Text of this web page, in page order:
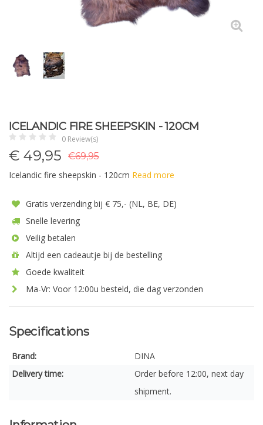
ICELANDIC FIRE SHEEPSKIN - 120CM
0 Review(s)
€ 49,95
€69,95
Icelandic fire sheepskin - 120cm Read more
Gratis verzending bij € 75,- (NL, BE, DE)
Snelle levering
Veilig betalen
Altijd een cadeautje bij de bestelling
Goede kwaliteit
Ma-Vr: Voor 12:00u besteld, die dag verzonden
Specifications
Brand:
DINA
Delivery time:
Order before 12:00, next day
shipment.